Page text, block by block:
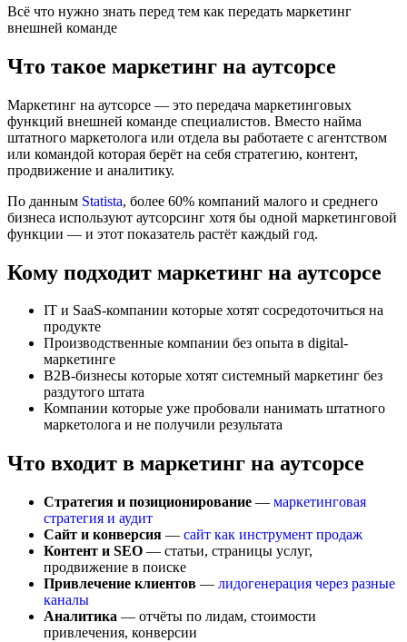
Всё что нужно знать перед тем как передать маркетинг
внешней команде
Что такое маркетинг на аутсорсе
Маркетинг на аутсорсе — это передача маркетинговых
функций внешней команде специалистов. Вместо найма
штатного маркетолога или отдела вы работаете с агентством
или командой которая берёт на себя стратегию, контент,
продвижение и аналитику.
По данным Statista, более 60% компаний малого и среднего
бизнеса используют аутсорсинг хотя бы одной маркетинговой
функции — и этот показатель растёт каждый год.
Кому подходит маркетинг на аутсорсе
IT и SaaS-компании которые хотят сосредоточиться на
продукте
Производственные компании без опыта в digital-
маркетинге
B2B-бизнесы которые хотят системный маркетинг без
раздутого штата
Компании которые уже пробовали нанимать штатного
маркетолога и не получили результата
Что входит в маркетинг на аутсорсе
Стратегия и позиционирование — маркетинговая
стратегия и аудит
Сайт и конверсия — сайт как инструмент продаж
Контент и SEO — статьи, страницы услуг,
продвижение в поиске
Привлечение клиентов — лидогенерация через разные
каналы
Аналитика — отчёты по лидам, стоимости
привлечения, конверсии